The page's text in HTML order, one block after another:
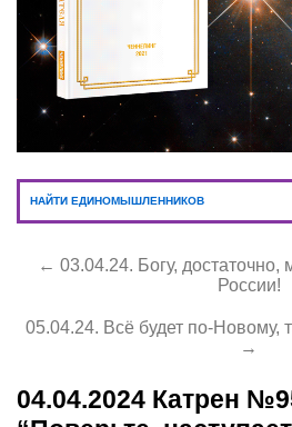
НАЙТИ ЕДИНОМЫШЛЕННИКОВ
← 03.04.24. Богу, достаточно,
России!
05.04.24. Всё будет по-Новому,
→
04.04.2024 Катрен